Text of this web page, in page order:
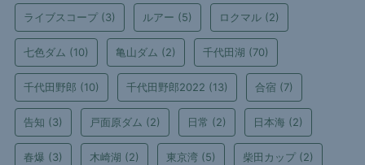
ライブスコープ (3) ルアー (5) ロクマル (2)
七色ダム (10) 亀山ダム (2) 千代田湖 (70)
千代田野郎 (10) 千代田野郎2022 (13) 合宿 (7)
告知 (3) 戸面原ダム (2) 日常 (2) 日本海 (2)
春爆 (3) 木崎湖 (2) 東京湾 (5) 柴田カップ (2)